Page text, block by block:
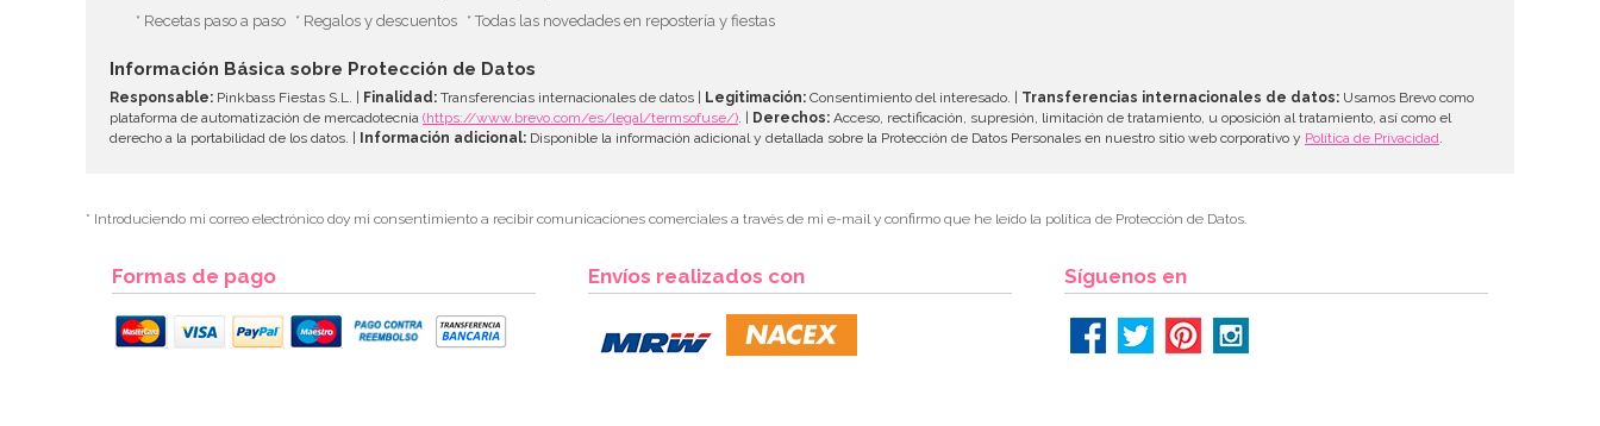
* Recetas paso a paso * Regalos y descuentos * Todas las novedades en repostería y fiestas
Información Básica sobre Protección de Datos
Responsable: Pinkbass Fiestas S.L. | Finalidad: Transferencias internacionales de datos | Legitimación: Consentimiento del interesado. | Transferencias internacionales de datos: Usamos Brevo como
plataforma de automatización de mercadotecnia (https://www.brevo.com/es/legal/termsofuse/) . | Derechos: Acceso, rectificación, supresión, limitación de tratamiento, u oposición al tratamiento, así como el
derecho a la portabilidad de los datos. | Información adicional: Disponible la información adicional y detallada sobre la Protección de Datos Personales en nuestro sitio web corporativo y Política de Privacidad
* Introduciendo mi correo electrónico doy mi consentimiento a recibir comunicaciones comerciales a través de mi e-mail y confirmo que he leído la política de Protección de Datos.
Formas de pago Envíos realizados con Síguenos en